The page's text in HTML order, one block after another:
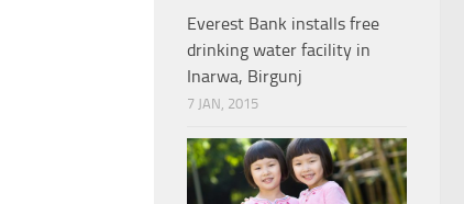
Everest Bank installs free
drinking water facility in
Inarwa, Birgunj
7 JAN, 2015